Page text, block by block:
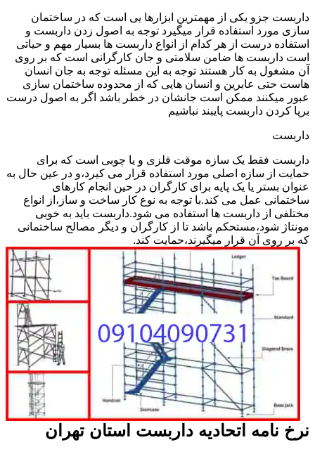
داربست جزو یکی از مهمترین ابزارها یی است که در ساختمان
سازی مورد استفاده قرار میگیرد توجه به اصول زدن داربست و
استفاده درست از هر کدام از انواع داربست ها بسیار مهم و حیاتی
است داربست ها ضامن سلامتی و جان کارگرانی است که بر روی
آن مشغول به کار هستند توجه به این مسئله توجه به جان انسان
هاست حتی عابرین و انسان هایی که از محدوده ساختمان سازی
عبور میکنند ممکن است جانشان در خطر باشد اگر به اصول درست
برپا کردن داربست پایبند نباشیم
داربست
داربست فقط یک سازه موقت فلزی و یا چوبی است که برای
حمایت از سازه اصلی مورد استفاده قرار می کیرد،و در عین حال به
عنوان بستر یا یک پایه برای کارگران در حین انجام کارهای
ساختمانی عمل می کند.با توجه به نوع کار ساخت و ساز،از انواع
مختلفی از داربست ها استفاده می شود.داربست باید به خوبی
مونتاژ شود،مستحکم باشد تا از کارگران و دیگر مصالح ساختمانی
که بر روی آن قرار میگیرند،حمایت کند.
نرخ نامه اتحادیه داربست استان تهران